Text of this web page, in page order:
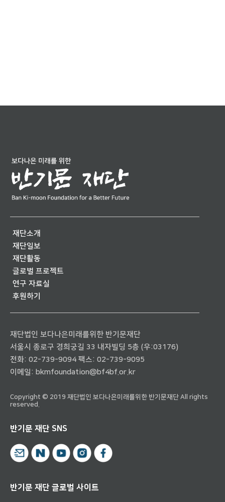
재단소개
재단일보
재단활동
글로벌 프로젝트
연구 자료실
후원하기
재단법인 보다나은미래를위한 반기문재단
서울시 종로구 경희궁길 33 내자빌딩 5층 (우:03176)
전화: 02-739-9094 팩스: 02-739-9095
이메일: bkmfoundation@bf4bf.or.kr
Copyright © 2019 재단법인 보다나은미래를위한 반기문재단 All rights
reserved.
반기문 재단 SNS
반기문 재단 글로벌 사이트